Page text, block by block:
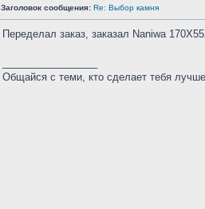
Заголовок сообщения: Re: Выбор камня
Переделал заказ, заказал Naniwa
Общайся с теми, кто сделает тебя